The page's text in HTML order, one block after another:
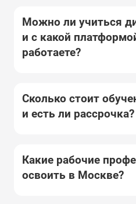
Можно ли учиться
и с какой
работаете?
Сколько стоит
и есть ли рассрочка?
Какие рабочие
освоить в Москве?